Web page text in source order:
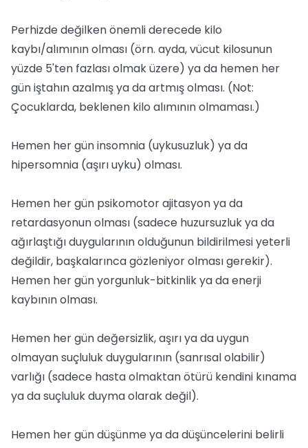
Perhizde değilken önemli derecede kilo
kaybı/alımının olması (örn. ayda, vücut kilosunun
yüzde 5'ten fazlası olmak üzere) ya da hemen her
gün iştahın azalmış ya da artmış olması. (Not:
Çocuklarda, beklenen kilo alımının olmaması.)
Hemen her gün insomnia (uykusuzluk) ya da
hipersomnia (aşırı uyku) olması.
Hemen her gün psikomotor ajitasyon ya da
retardasyonun olması (sadece huzursuzluk ya da
ağırlaştığı duygularının olduğunun bildirilmesi yeterli
değildir, başkalarınca gözleniyor olması gerekir).
Hemen her gün yorgunluk-bitkinlik ya da enerji
kaybının olması.
Hemen her gün değersizlik, aşırı ya da uygun
olmayan suçluluk duygularının (sanrısal olabilir)
varlığı (sadece hasta olmaktan ötürü kendini kınama
ya da suçluluk duyma olarak değil).
Hemen her gün düşünme ya da düşüncelerini belirli